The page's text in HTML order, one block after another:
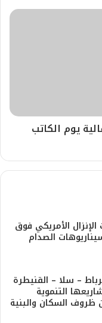
يوم الكاتب
الإنزال الأمريكي فوق
الصدام
– سلا – القنيطرة
التنموية
ظروف السكان والبنية